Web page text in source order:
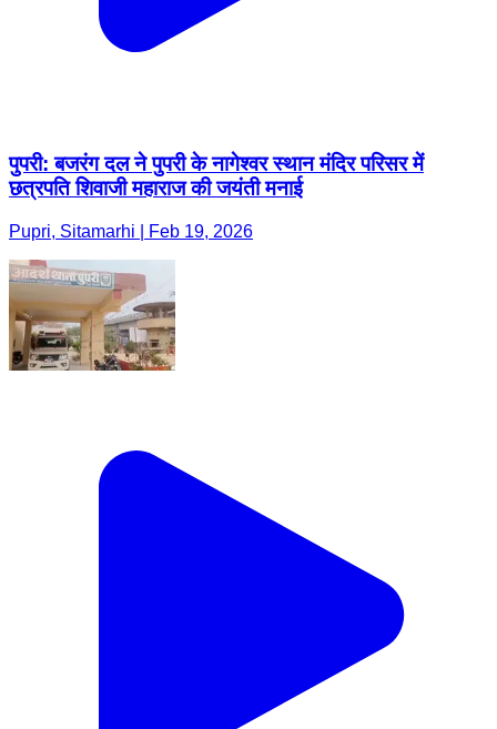
पुपरी: बजरंग दल ने पुपरी के नागेश्वर स्थान मंदिर परिसर में
छत्रपति शिवाजी महाराज की जयंती मनाई
Pupri, Sitamarhi | Feb 19, 2026